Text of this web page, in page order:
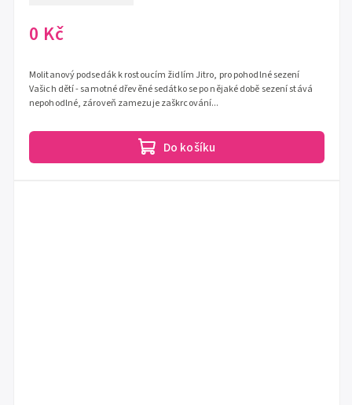
0 Kč
Do košíku
Molitanový podsedák k rostoucím židlím Jitro, pro pohodlné sezení
Vašich dětí - samotné dřevěné sedátko se po nějaké době sezení stává
nepohodlné, zároveň zamezuje zaškrcování...